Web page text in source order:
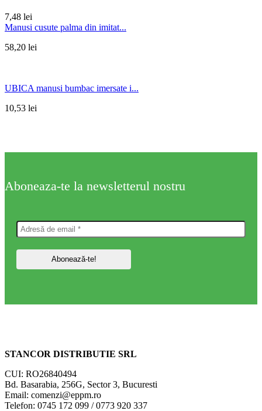
7,48 lei
Manusi cusute palma din imitat...
58,20 lei
UBICA manusi bumbac imersate i...
10,53 lei
Aboneaza-te la newsletterul nostru
STANCOR DISTRIBUTIE SRL
CUI: RO26840494
Bd. Basarabia, 256G, Sector 3, Bucuresti
Email: comenzi@eppm.ro
Telefon: 0745 172 099 / 0773 920 337